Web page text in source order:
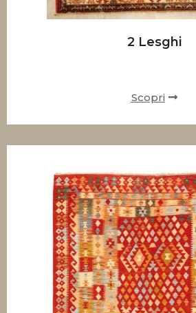
2 Lesghi
Scopri